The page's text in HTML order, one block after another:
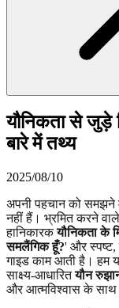
यौनिकता से
बारे में तथ्य
2025/08/10
अपनी पहचान को
नहीं हैं। भ्रमित करने
हानिकारकयौनिकता के
समलैंगिक हूँ?' और स्पष्ट,
गाइड काम आती है। हम
साक्ष्य-आधारितयौन
और आत्मविश्वास के